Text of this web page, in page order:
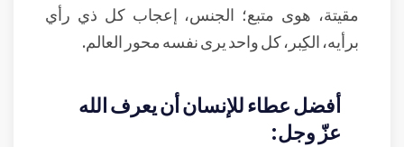
مقيتة، هوى متبع؛ الجنس، إعجاب كل ذي رأي
برأيه، الكِبر، كل واحد يرى نفسه محور العالم.
أفضل عطاء للإنسان أن يعرف الله
عزّ وجل: